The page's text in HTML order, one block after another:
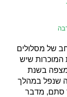
של מסלולים
המוכרות שיש
מצפה בשנת
שנפל במהלך
לא נבחר סתם, מדבר